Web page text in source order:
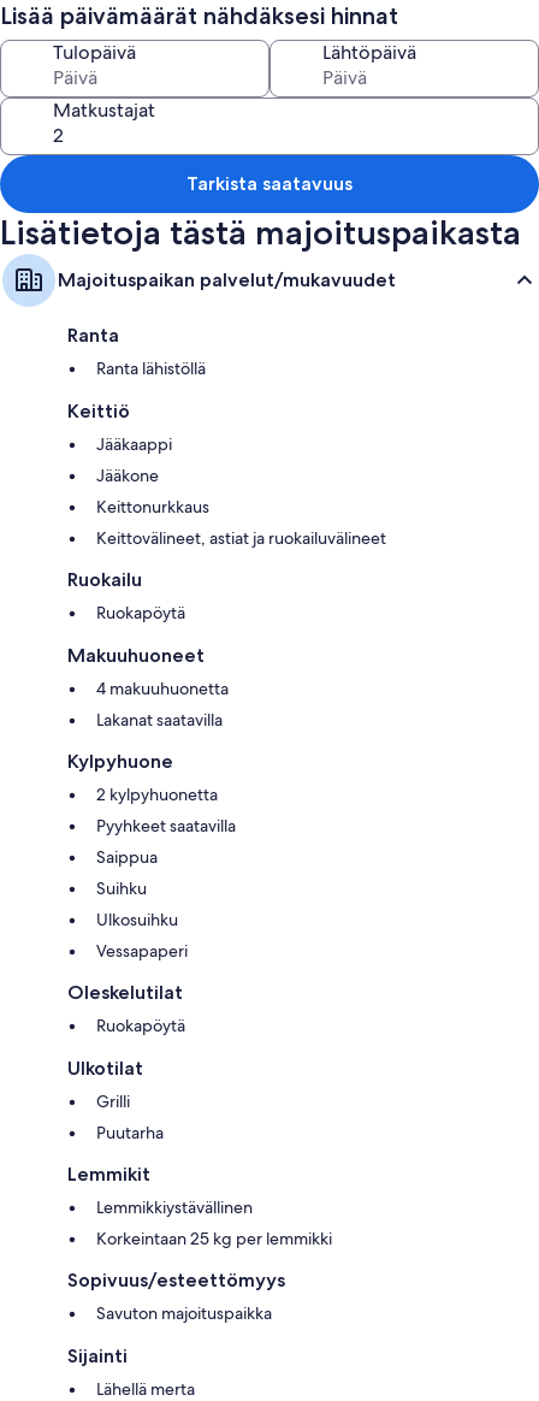
Majoituspaikan Cabin in front of Private Beach in Sapzurro colombia
kaikkien huoneiden mukavuuksiin ja palveluihin kuuluvat esimerkiksi
ruokapöydät.
Muihin huoneiden mukavuuksiin lukeutuvat:
2 kylpyhuonetta, joista löytyy suihkut ja saippuat
Lisää päivämäärät nähdäksesi hinnat
Tulopäivä Lähtöpäivä
Matkustajat
Tarkista saatavuus
Lisätietoja tästä majoituspaikasta
Majoituspaikan palvelut/mukavuudet
Ranta
Ranta lähistöllä
Keittiö
Jääkaappi
Jääkone
Keittonurkkaus
Keittovälineet, astiat ja ruokailuvälineet
Ruokailu
Ruokapöytä
Makuuhuoneet
4 makuuhuonetta
Lakanat saatavilla
Kylpyhuone
2 kylpyhuonetta
Pyyhkeet saatavilla
Saippua
Suihku
Ulkosuihku
Vessapaperi
Oleskelutilat
Ruokapöytä
Ulkotilat
Grilli
Puutarha
Lemmikit
Lemmikkiystävällinen
Korkeintaan 25 kg per lemmikki
Sopivuus/esteettömyys
Savuton majoituspaikka
Sijainti
Lähellä merta